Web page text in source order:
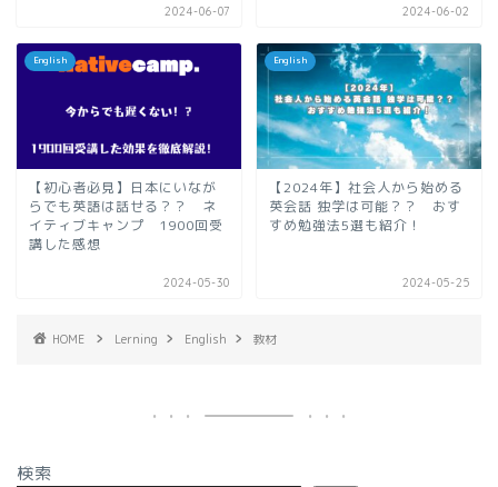
2024-06-07 2024-06-02
English
【初心者必見】日本にいなが
らでも英語は話せる？？ ネ
イティブキャンプ 1900回受
講した感想
2024-05-30
English
【2024年】社会人から始める
英会話 独学は可能？？ おす
すめ勉強法5選も紹介！
2024-05-25
HOME Lerning English 教材
検索